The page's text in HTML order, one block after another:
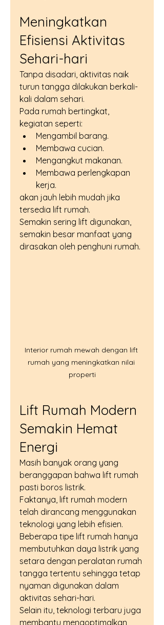
Meningkatkan
Efisiensi Aktivitas
Sehari-hari
Tanpa disadari, aktivitas naik
turun tangga dilakukan berkali-
kali dalam sehari.
Pada rumah bertingkat,
kegiatan seperti:
Mengambil barang.
Membawa cucian.
Mengangkut makanan.
Membawa perlengkapan
kerja.
akan jauh lebih mudah jika
tersedia lift rumah.
Semakin sering lift digunakan,
semakin besar manfaat yang
dirasakan oleh penghuni rumah.
Interior rumah mewah dengan lift
rumah yang meningkatkan nilai
properti
Lift Rumah Modern
Semakin Hemat
Energi
Masih banyak orang yang
beranggapan bahwa lift rumah
pasti boros listrik.
Faktanya, lift rumah modern
telah dirancang menggunakan
teknologi yang lebih efisien.
Beberapa tipe lift rumah hanya
membutuhkan daya listrik yang
setara dengan peralatan rumah
tangga tertentu sehingga tetap
nyaman digunakan dalam
aktivitas sehari-hari.
Selain itu, teknologi terbaru juga
membantu mengoptimalkan